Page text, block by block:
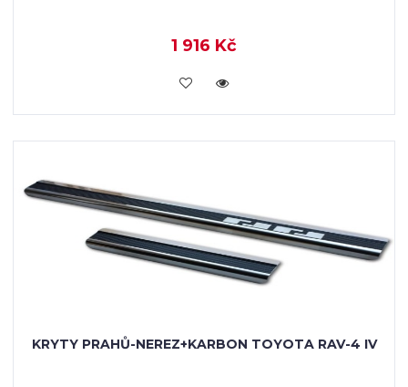
1 916 Kč
KOUPIT
KRYTY PRAHŮ-NEREZ+KARBON TOYOTA RAV-4 IV